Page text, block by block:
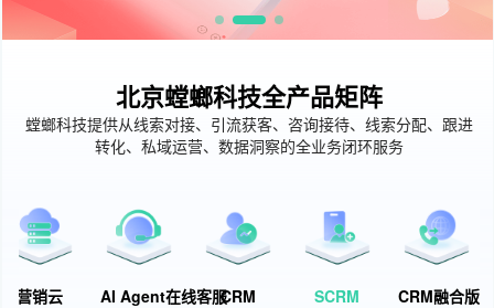
北京螳螂科技全产品矩阵
螳螂科技提供从线索对接、引流获客、咨询接待、线索分配、跟进
转化、私域运营、数据洞察的全业务闭环服务
营销云 AI Agent在线客服CRM SCRM CRM融合版